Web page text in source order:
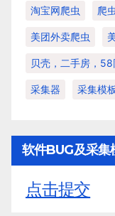
淘宝网爬虫 爬虫
美团外卖爬虫
贝壳，二手房，
采集器 采集模板
软件BUG及采集
点击提交